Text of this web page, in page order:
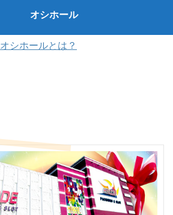
オシホール
オシホールとは？